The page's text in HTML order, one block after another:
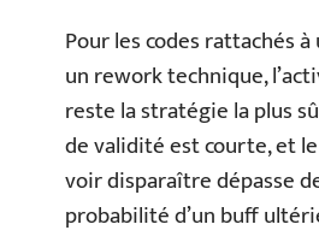
Pour les codes rattachés
un rework technique,
reste la stratégie la plus
de validité est courte, et
voir disparaître dépasse
probabilité d’un buff